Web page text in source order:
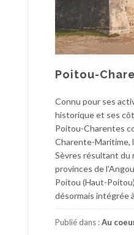
Poitou-
Connu pour ses
historique et ses
Poitou-Charentes
Charente-Maritime,
Sèvres résultant du
provinces de
Poitou (Haut-
désormais intégrée
Publié dans :Au